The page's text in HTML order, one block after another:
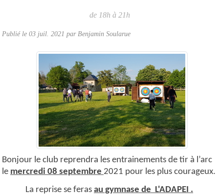
de 18h à 21h
Publié le 03 juil. 2021 par Benjamin Soularue
Bonjour le club reprendra les entrainements de tir à l’arc
le mercredi 08 septembre 2021 pour les plus courageux.
La reprise se feras au gymnase de L'ADAPEI .